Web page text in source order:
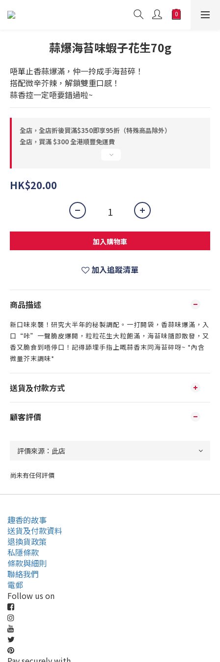
蒜爆海苔味蝦子花生70g
唔單止香蒜爆滿，仲一拎成手海苔碎！
搭配微辛芥辣，解鎖雙重口感！
蒜香控一定唔要錯過啦~
全店，全店折後買滿$350即享95折（特殊商品除外）
全店，買滿 $300 全港順豐免運費
HK$20.00
加入購物車
加入追蹤清單
商品描述
新口味來襲！研究大半年的秘製調配。一打開袋，香蒜味爆滿，入
口“咔”一聲脆皮爆開，粒粒花生大粒飽滿，海苔味隨即散發，又
香又脆食到唔停口！記得舔埋手指上嘅蒜香末同海苔碎呀~ *內含
微量芥末調味*
送貨及付款方式
顧客評價
尚未有任何評價
趣香的故事
送貨及付款資料
退換貨政策
私隱條款
條款與細則
聯絡我們
電郵
Follow us on